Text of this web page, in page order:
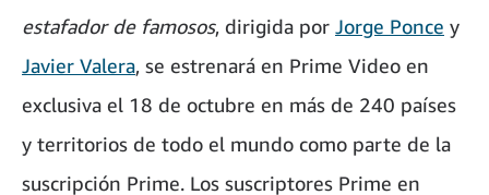
estafador de famosos, dirigida por Jorge Ponce y
Javier Valera, se estrenará en Prime Video en
exclusiva el 18 de octubre en más de 240 países
y territorios de todo el mundo como parte de la
suscripción Prime. Los suscriptores Prime en